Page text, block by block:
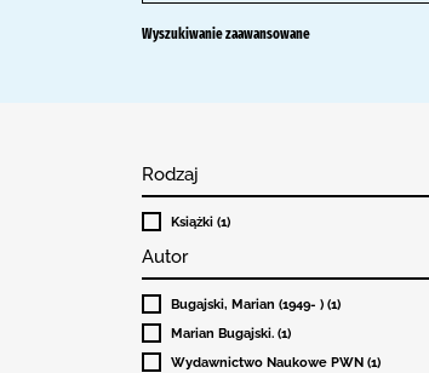
Wyszukiwanie zaawansowane
Rodzaj
Książki (1)
Autor
Bugajski, Marian (1949- ) (1)
Marian Bugajski. (1)
Wydawnictwo Naukowe PWN (1)